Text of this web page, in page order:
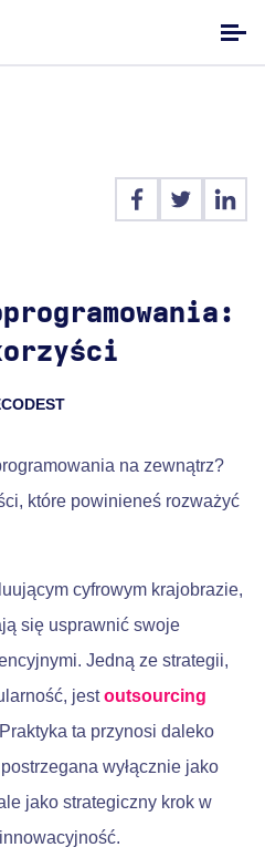
na zewnątrz?
które powinieneś rozważyć
cyfrowym krajobrazie,
się usprawnić swoje
Jedną ze strategii,
jestoutsourcing
ta przynosi daleko
wyłącznie jako
jako strategiczny krok w